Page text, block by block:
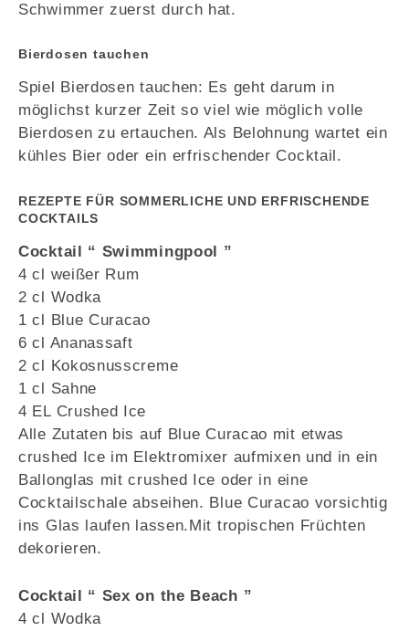
Schwimmer zuerst durch hat.
Bierdosen tauchen
Spiel Bierdosen tauchen: Es geht darum in
möglichst kurzer Zeit so viel wie möglich volle
Bierdosen zu ertauchen. Als Belohnung wartet ein
kühles Bier oder ein erfrischender Cocktail.
REZEPTE FÜR SOMMERLICHE UND ERFRISCHENDE
COCKTAILS
Cocktail “ Swimmingpool ”
4 cl weißer Rum
2 cl Wodka
1 cl Blue Curacao
6 cl Ananassaft
2 cl Kokosnusscreme
1 cl Sahne
4 EL Crushed Ice
Alle Zutaten bis auf Blue Curacao mit etwas
crushed Ice im Elektromixer aufmixen und in ein
Ballonglas mit crushed Ice oder in eine
Cocktailschale abseihen. Blue Curacao vorsichtig
ins Glas laufen lassen.Mit tropischen Früchten
dekorieren.
Cocktail “ Sex on the Beach ”
4 cl Wodka